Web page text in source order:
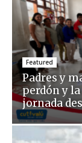
Featured
Padres y
perdón y
jornada